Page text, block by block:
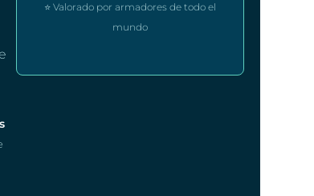
⭐ Valorado por armadores de todo el
mundo